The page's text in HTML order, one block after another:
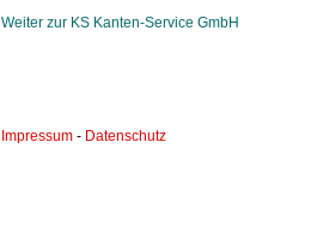
Weiter zur KS Kanten-Service GmbH
Impressum - Datenschutz